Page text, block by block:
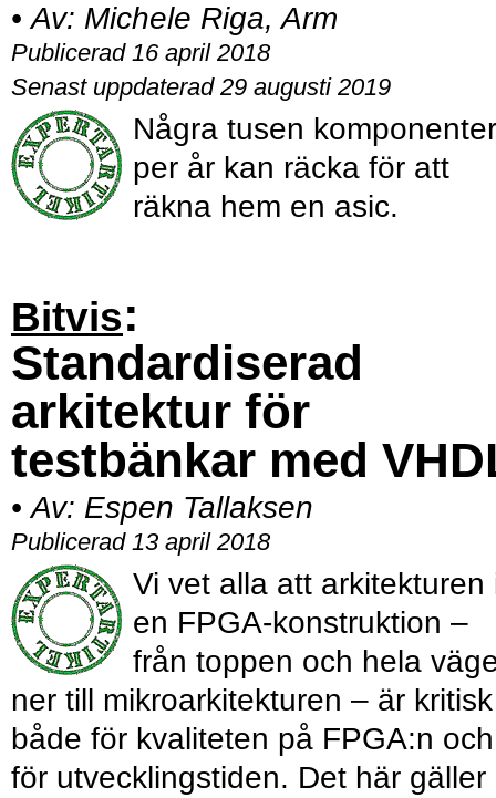
• Av: Michele Riga, Arm
Publicerad 16 april 2018
Senast uppdaterad 29 augusti 2019
Några tusen komponenter
per år kan räcka för att
räkna hem en asic.
Bitvis:
Standardiserad
arkitektur för
testbänkar med
• Av: Espen Tallaksen
Publicerad 13 april 2018
Vi vet alla att arkitekturen
en ­FPGA-konstruktion –
från ­toppen och hela
ner till mikro­arkitekturen – är ­kritisk
både för kvaliteten på FPGA:n och
för utvecklingstiden. Det här gäller